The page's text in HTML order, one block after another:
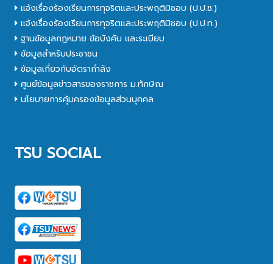
แจ้งเรื่องร้องเรียนการทุจริตและประพฤติมิชอบ (ป.ป.ช.)
แจ้งเรื่องร้องเรียนการทุจริตและประพฤติมิชอบ (ป.ป.ท.)
ฐานข้อมูลกฎหมาย ข้อบังคับ และระเบียบ
ข้อมูลสำหรับประชาชน
ข้อมูลเกี่ยวกับอัตรากำลัง
ศูนย์ข้อมูลข่าวสารของราชการ ม.ทักษิณ
นโยบายการคุ้มครองข้อมูลส่วนบุคคล
TSU SOCIAL